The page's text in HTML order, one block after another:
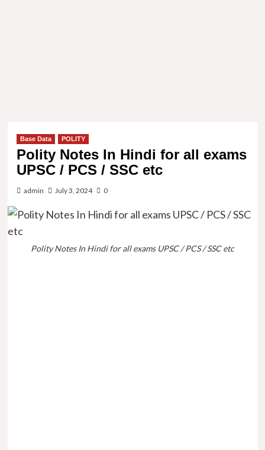
Base Data POLITY
Polity Notes In Hindi for all exams
UPSC / PCS / SSC etc
admin July 3, 2024 0
Polity Notes In Hindi for all exams UPSC / PCS / SSC etc